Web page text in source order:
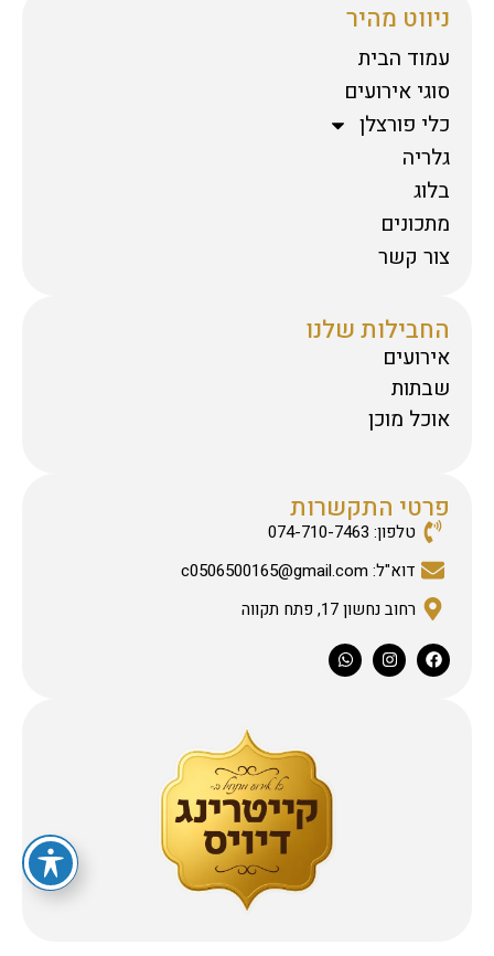
ניווט מהיר
עמוד הבית
סוגי אירועים
כלי פורצלן
גלריה
בלוג
מתכונים
צור קשר
החבילות שלנו
אירועים
שבתות
אוכל מוכן
פרטי התקשרות
טלפון: 074-710-7463
דוא"ל: c0506500165@gmail.com
רחוב נחשון 17, פתח תקווה